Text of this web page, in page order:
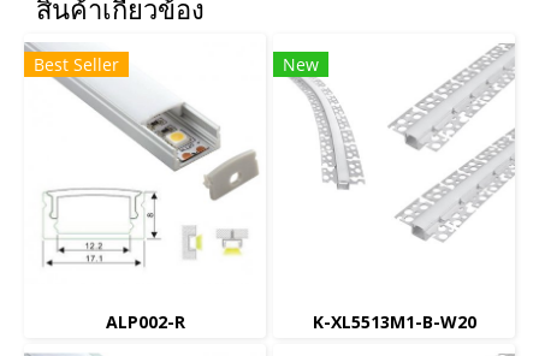
สินค้าเกี่ยวข้อง
Best Seller
ALP002-R
New
K-XL5513M1-B-W20